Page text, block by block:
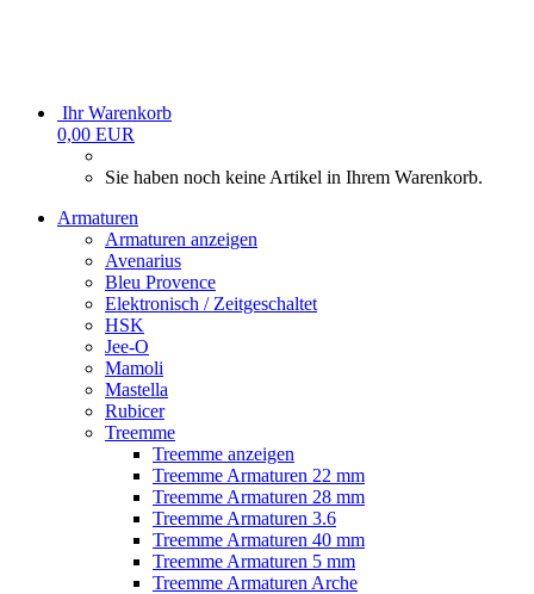
Ihr Warenkorb
0,00 EUR
Sie haben noch keine Artikel in Ihrem Warenkorb.
Armaturen
Armaturen anzeigen
Avenarius
Bleu Provence
Elektronisch / Zeitgeschaltet
HSK
Jee-O
Mamoli
Mastella
Rubicer
Treemme
Treemme anzeigen
Treemme Armaturen 22 mm
Treemme Armaturen 28 mm
Treemme Armaturen 3.6
Treemme Armaturen 40 mm
Treemme Armaturen 5 mm
Treemme Armaturen Arche